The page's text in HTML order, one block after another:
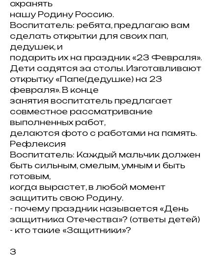
охранять
нашу Родину Россию.
Воспитатель: ребята, предлагаю вам
сделать открытки для своих пап,
дедушек, и
подарить их на праздник «23 Февраля».
Дети садятся за столы. Изготавливают
открытку «Папе(дедушке) на 23
февраля». В конце
занятия воспитатель предлагает
совместное рассматривание
выполненных работ,
делаются фото с работами на память.
Рефлексия
Воспитатель: Каждый мальчик должен
быть сильным, смелым, умным и быть
готовым,
когда вырастет, в любой момент
защитить свою Родину.
- почему праздник называется «День
защитника Отечества»? (ответы детей)
- кто такие «Защитники»?
3